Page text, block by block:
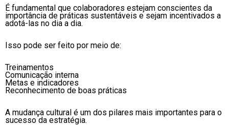
É fundamental que colaboradores estejam conscientes da
importância de práticas sustentáveis e sejam incentivados a
adotá-las no dia a dia.
Isso pode ser feito por meio de:
Treinamentos
Comunicação interna
Metas e indicadores
Reconhecimento de boas práticas
A mudança cultural é um dos pilares mais importantes para o
sucesso da estratégia.